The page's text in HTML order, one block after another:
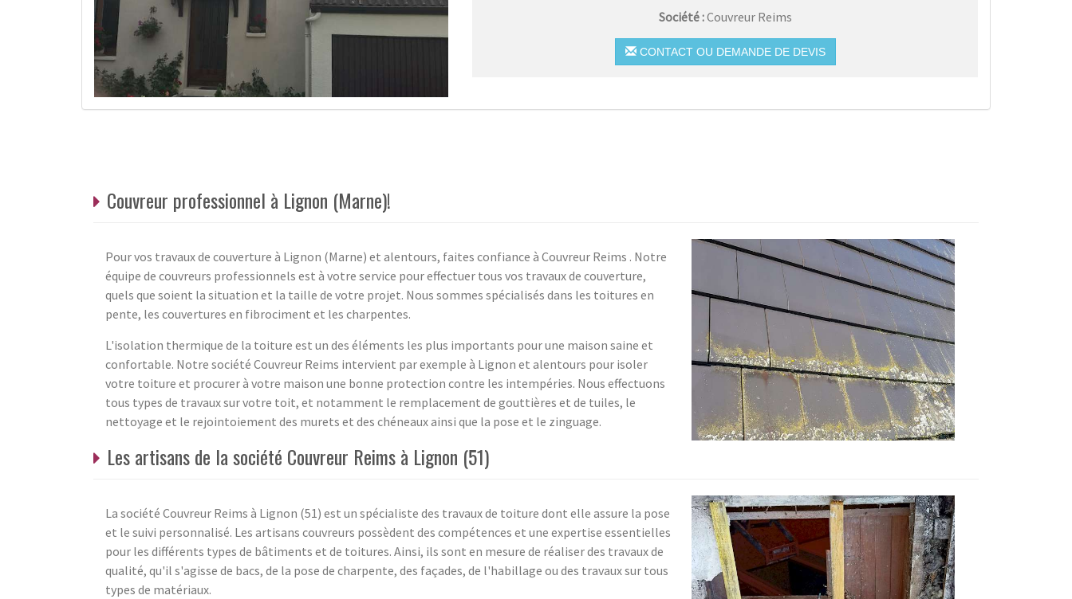
Société :Couvreur Reims
CONTACT OU DEMANDE DE DEVIS
Couvreur professionnel à Lignon (Marne)!
Pour vos travaux de couverture à Lignon (Marne) et alentours, faites confiance à Couvreur Reims . Notre
équipe de couvreurs professionnels est à votre service pour effectuer tous vos travaux de couverture,
quels que soient la situation et la taille de votre projet. Nous sommes spécialisés dans les toitures en
pente, les couvertures en fibrociment et les charpentes.
L'isolation thermique de la toiture est un des éléments les plus importants pour une maison saine et
confortable. Notre société Couvreur Reims intervient par exemple à Lignon et alentours pour isoler
votre toiture et procurer à votre maison une bonne protection contre les intempéries. Nous effectuons
tous types de travaux sur votre toit, et notamment le remplacement de gouttières et de tuiles, le
nettoyage et le rejointoiement des murets et des chéneaux ainsi que la pose et le zinguage.
Les artisans de la société Couvreur Reims à Lignon (51)
La société Couvreur Reims à Lignon (51) est un spécialiste des travaux de toiture dont elle assure la pose
et le suivi personnalisé. Les artisans couvreurs possèdent des compétences et une expertise essentielles
pour les différents types de bâtiments et de toitures. Ainsi, ils sont en mesure de réaliser des travaux de
qualité, qu'il s'agisse de bacs, de la pose de charpente, des façades, de l'habillage ou des travaux sur tous
types de matériaux.